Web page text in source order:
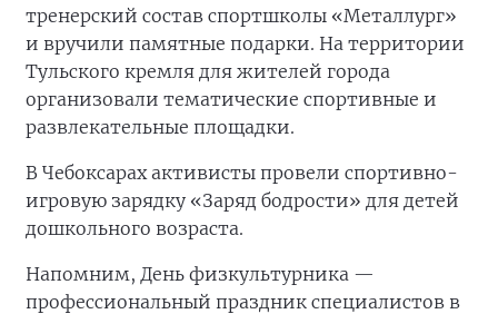
тренерский состав спортшколы «Металлург»
и вручили памятные подарки. На территории
Тульского кремля для жителей города
организовали тематические спортивные и
развлекательные площадки.
В Чебоксарах активисты провели спортивно-
игровую зарядку «Заряд бодрости» для детей
дошкольного возраста.
Напомним, День физкультурника —
профессиональный праздник специалистов в